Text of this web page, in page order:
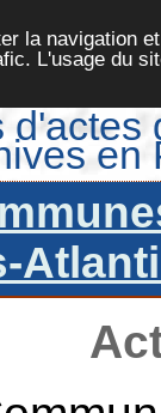
la navigation
L'usage du
d'actes
en